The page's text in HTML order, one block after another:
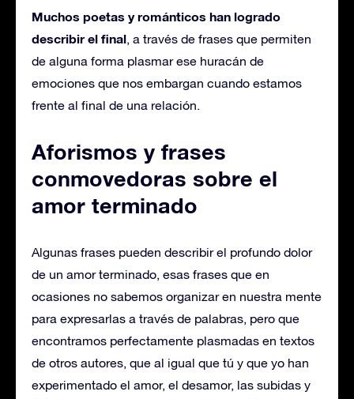
Muchos poetas y románticos han logrado
describir el final, a través de frases que permiten
de alguna forma plasmar ese huracán de
emociones que nos embargan cuando estamos
frente al final de una relación.
Aforismos y frases
conmovedoras sobre el
amor terminado
Algunas frases pueden describir el profundo dolor
de un amor terminado, esas frases que en
ocasiones no sabemos organizar en nuestra mente
para expresarlas a través de palabras, pero que
encontramos perfectamente plasmadas en textos
de otros autores, que al igual que tú y que yo han
experimentado el amor, el desamor, las subidas y